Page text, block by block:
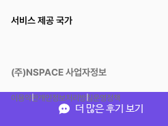
더 많은 후기 보기
서비스 제공 국가
(주)NSPACE 사업자정보
이용약관개인정보처리방침운영정책
스페이스클라우드는 통신판매중개자이며 통신판